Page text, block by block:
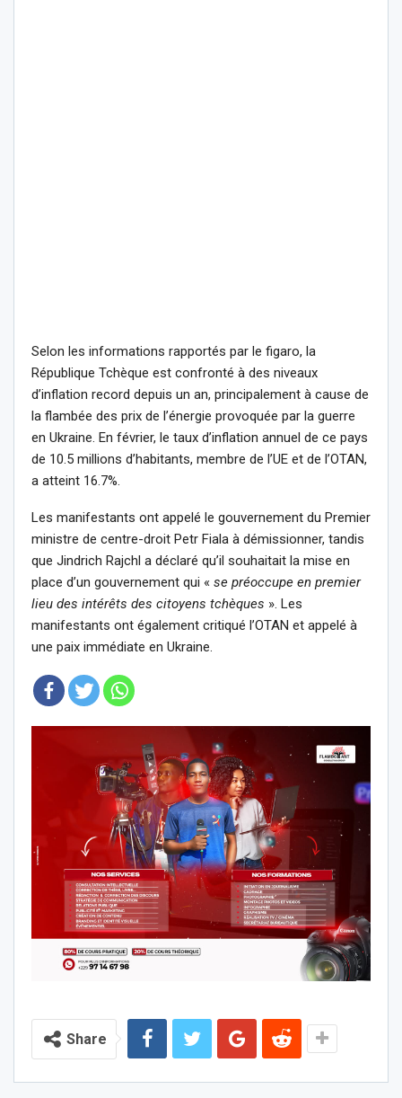
Selon les informations rapportés par le figaro, la
République Tchèque est confronté à des niveaux
d’inflation record depuis un an, principalement à cause de
la flambée des prix de l’énergie provoquée par la guerre
en Ukraine. En février, le taux d’inflation annuel de ce pays
de 10.5 millions d’habitants, membre de l’UE et de l’OTAN,
a atteint 16.7%.
Les manifestants ont appelé le gouvernement du Premier
ministre de centre-droit Petr Fiala à démissionner, tandis
que Jindrich Rajchl a déclaré qu’il souhaitait la mise en
place d’un gouvernement qui « se préoccupe en premier
lieu des intérêts des citoyens tchèques ». Les
manifestants ont également critiqué l’OTAN et appelé à
une paix immédiate en Ukraine.
Share